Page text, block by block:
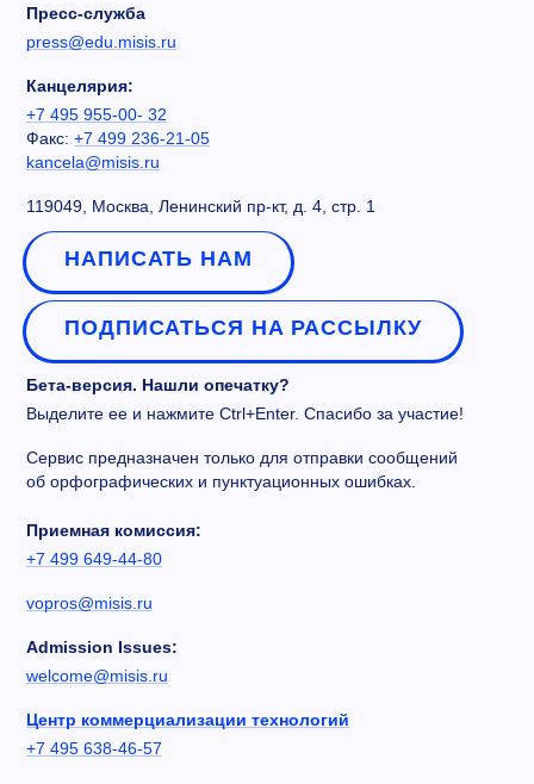
Пресс-служба
press@edu.misis.ru
Канцелярия:
+7 495 955-00- 32
Факс: +7 499 236-21-05
kancela@misis.ru
119049, Москва, Ленинский пр-кт, д. 4, стр. 1
НАПИСАТЬ НАМ
ПОДПИСАТЬСЯ НА РАССЫЛКУ
Бета-версия. Нашли опечатку?
Выделите ее и нажмите Ctrl+Enter. Спасибо за участие!
Сервис предназначен только для отправки сообщений
об орфографических и пунктуационных ошибках.
Приемная комиссия:
+7 499 649-44-80
vopros@misis.ru
Admission Issues:
welcome@misis.ru
Центр коммерциализации технологий
+7 495 638-46-57